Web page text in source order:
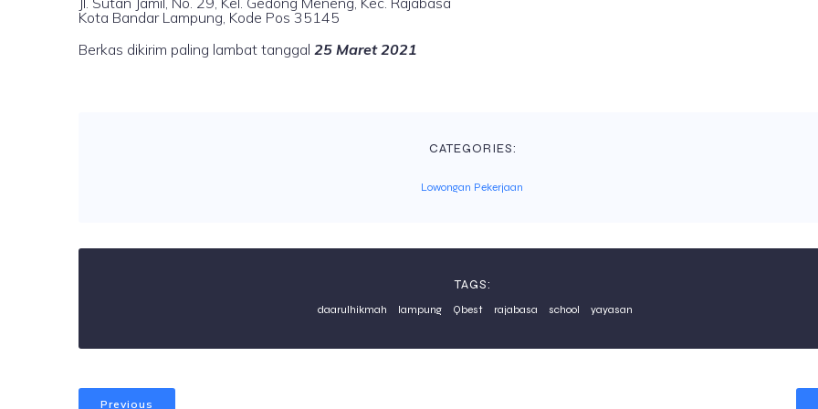
Kota Bandar Lampung, Kode Pos 35145
Berkas dikirim paling lambat tanggal 25 Maret 2021
CATEGORIES:
Lowongan Pekerjaan
TAGS:
daarulhikmah lampung Qbest rajabasa school yayasan
Previous